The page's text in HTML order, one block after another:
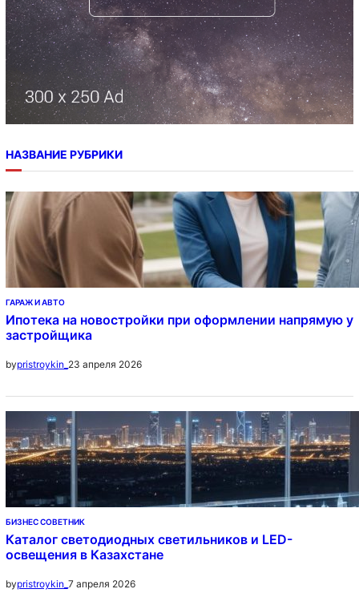
НАЗВАНИЕ РУБРИКИ
ГАРАЖ И АВТО
Ипотека на новостройки при оформлении напрямую у
застройщика
bypristroykin_ 23 апреля 2026
БИЗНЕС СОВЕТНИК
Каталог светодиодных светильников и LED-
освещения в Казахстане
bypristroykin_ 7 апреля 2026